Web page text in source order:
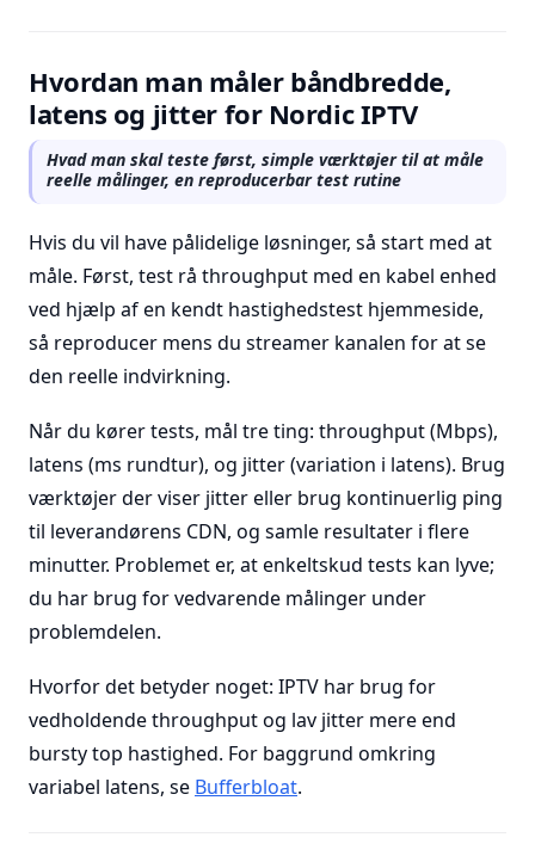
Hvordan man måler båndbredde,
latens og jitter for Nordic IPTV
Hvad man skal teste først, simple værktøjer til at måle
reelle målinger, en reproducerbar test rutine
Hvis du vil have pålidelige løsninger, så start med at
måle. Først, test rå throughput med en kabel enhed
ved hjælp af en kendt hastighedstest hjemmeside,
så reproducer mens du streamer kanalen for at se
den reelle indvirkning.
Når du kører tests, mål tre ting: throughput (Mbps),
latens (ms rundtur), og jitter (variation i latens). Brug
værktøjer der viser jitter eller brug kontinuerlig ping
til leverandørens CDN, og samle resultater i flere
minutter. Problemet er, at enkeltskud tests kan lyve;
du har brug for vedvarende målinger under
problemdelen.
Hvorfor det betyder noget: IPTV har brug for
vedholdende throughput og lav jitter mere end
bursty top hastighed. For baggrund omkring
variabel latens, se Bufferbloat.